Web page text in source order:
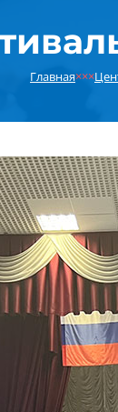
Главная×××